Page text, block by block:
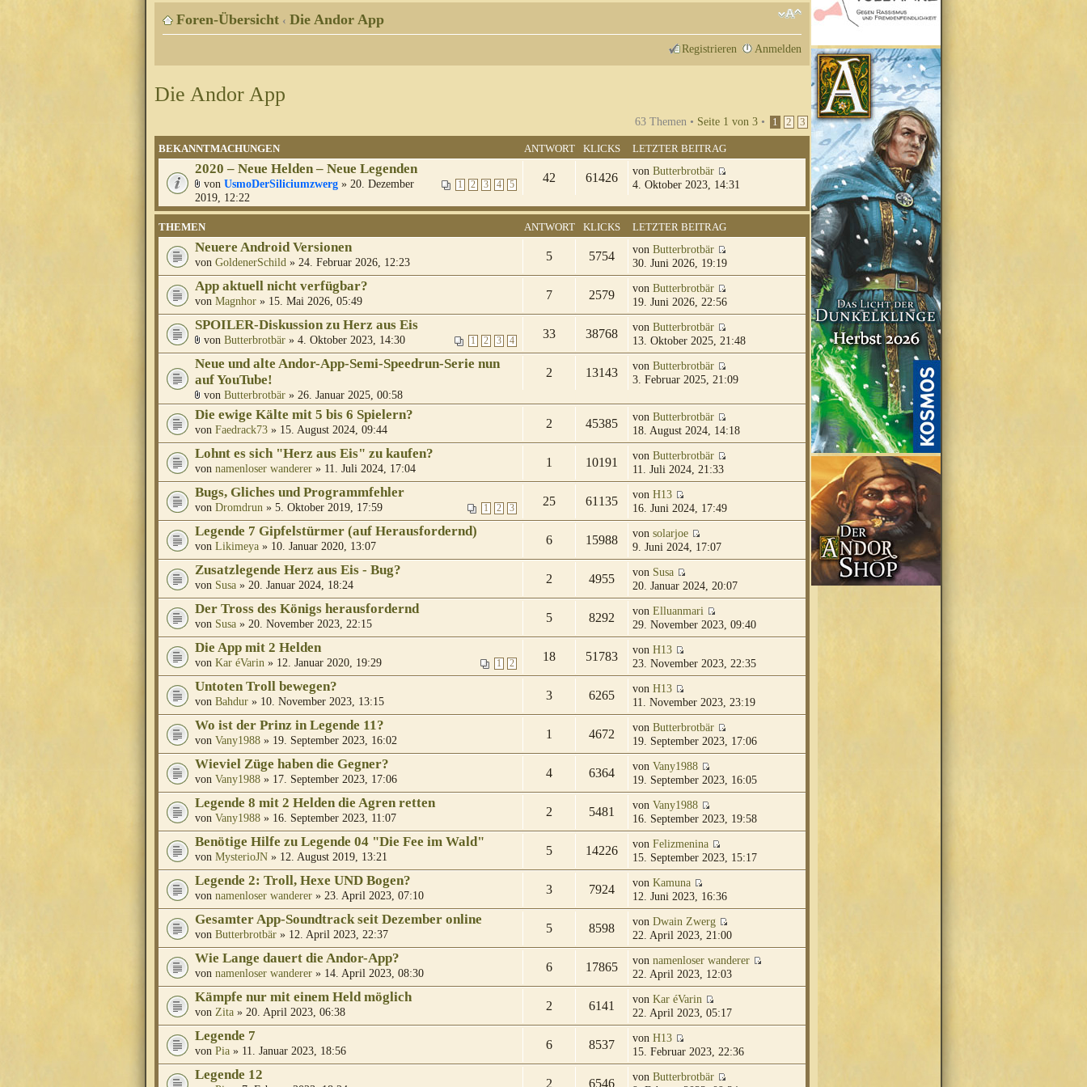
Foren-Übersicht ‹ Die Andor App
Registrieren Anmelden
Die Andor App
63 Themen • Seite 1 von 3 • 1 2 3
BEKANNTMACHUNGEN ANTWORT KLICKS LETZTER BEITRAG
2020 – Neue Helden – Neue Legenden
1 2 3 4 5
von UsmoDerSiliciumzwerg » 20. Dezember
2019, 12:22
42 61426 von Butterbrotbär
4. Oktober 2023, 14:31
THEMEN ANTWORT KLICKS LETZTER BEITRAG
Neuere Android Versionen
von GoldenerSchild » 24. Februar 2026, 12:23 5 5754 von Butterbrotbär
30. Juni 2026, 19:19
App aktuell nicht verfügbar?
von Magnhor » 15. Mai 2026, 05:49 7 2579 von Butterbrotbär
19. Juni 2026, 22:56
SPOILER-Diskussion zu Herz aus Eis
1 2 3 4
von Butterbrotbär » 4. Oktober 2023, 14:30 33 38768 von Butterbrotbär
13. Oktober 2025, 21:48
Neue und alte Andor-App-Semi-Speedrun-Serie nun
auf YouTube!
von Butterbrotbär » 26. Januar 2025, 00:58
2 13143 von Butterbrotbär
3. Februar 2025, 21:09
Die ewige Kälte mit 5 bis 6 Spielern?
von Faedrack73 » 15. August 2024, 09:44 2 45385 von Butterbrotbär
18. August 2024, 14:18
Lohnt es sich "Herz aus Eis" zu kaufen?
von namenloser wanderer » 11. Juli 2024, 17:04 1 10191 von Butterbrotbär
11. Juli 2024, 21:33
Bugs, Gliches und Programmfehler
1 2 3
von Dromdrun » 5. Oktober 2019, 17:59 25 61135 von H13
16. Juni 2024, 17:49
Legende 7 Gipfelstürmer (auf Herausfordernd)
von Likimeya » 10. Januar 2020, 13:07 6 15988 von solarjoe
9. Juni 2024, 17:07
Zusatzlegende Herz aus Eis - Bug?
von Susa » 20. Januar 2024, 18:24 2 4955 von Susa
20. Januar 2024, 20:07
Der Tross des Königs herausfordernd
von Susa » 20. November 2023, 22:15 5 8292 von Elluanmari
29. November 2023, 09:40
Die App mit 2 Helden
1 2
von Kar éVarin » 12. Januar 2020, 19:29 18 51783 von H13
23. November 2023, 22:35
Untoten Troll bewegen?
von Bahdur » 10. November 2023, 13:15 3 6265 von H13
11. November 2023, 23:19
Wo ist der Prinz in Legende 11?
von Vany1988 » 19. September 2023, 16:02 1 4672 von Butterbrotbär
19. September 2023, 17:06
Wieviel Züge haben die Gegner?
von Vany1988 » 17. September 2023, 17:06 4 6364 von Vany1988
19. September 2023, 16:05
Legende 8 mit 2 Helden die Agren retten
von Vany1988 » 16. September 2023, 11:07 2 5481 von Vany1988
16. September 2023, 19:58
Benötige Hilfe zu Legende 04 "Die Fee im Wald"
von MysterioJN » 12. August 2019, 13:21 5 14226 von Felizmenina
15. September 2023, 15:17
Legende 2: Troll, Hexe UND Bogen?
von namenloser wanderer » 23. April 2023, 07:10 3 7924 von Kamuna
12. Juni 2023, 16:36
Gesamter App-Soundtrack seit Dezember online
von Butterbrotbär » 12. April 2023, 22:37 5 8598 von Dwain Zwerg
22. April 2023, 21:00
Wie Lange dauert die Andor-App?
von namenloser wanderer » 14. April 2023, 08:30 6 17865 von namenloser wanderer
22. April 2023, 12:03
Kämpfe nur mit einem Held möglich
von Zita » 20. April 2023, 06:38 2 6141 von Kar éVarin
22. April 2023, 05:17
Legende 7
von Pia » 11. Januar 2023, 18:56 6 8537 von H13
15. Februar 2023, 22:36
Legende 12
2 6546 von Butterbrotbär